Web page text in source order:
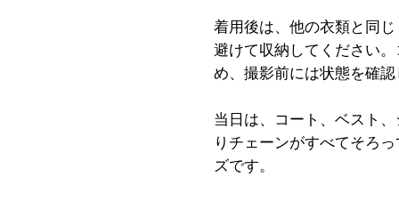
着用後は、他の衣類と同
避けて収納してください
め、撮影前には状態を確
当日は、コート、ベスト
りチェーンがすべてそろ
ズです。